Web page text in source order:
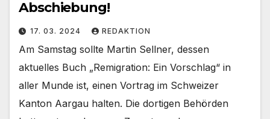
Abschiebung!
17. 03. 2024 REDAKTION
Am Samstag sollte Martin Sellner, dessen
aktuelles Buch „Remigration: Ein Vorschlag“ in
aller Munde ist, einen Vortrag im Schweizer
Kanton Aargau halten. Die dortigen Behörden